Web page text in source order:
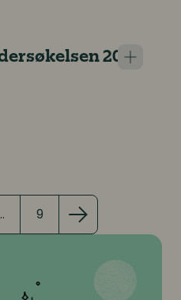
2023
side 9
9(siste side)Neste side